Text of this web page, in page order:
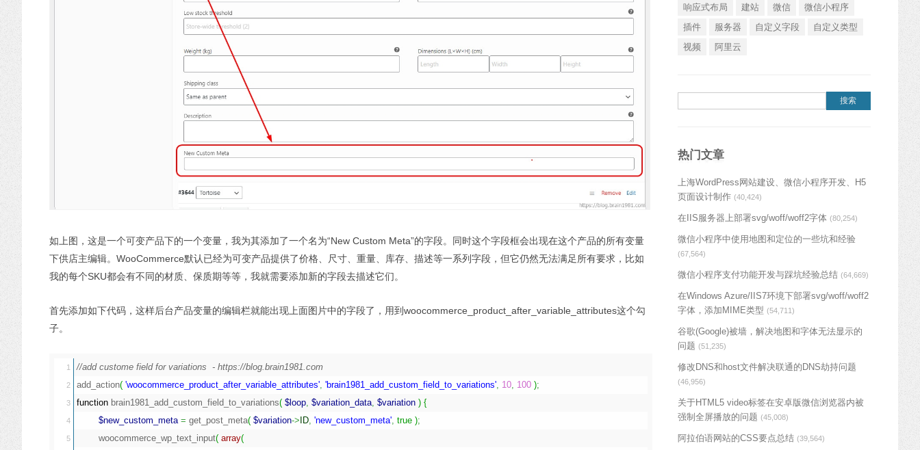
如上图，这是一个可变产品下的一个变量，我为其添加了一个名为“New Custom Meta”的字段。同时这个字段框会出现在这个产品的所有变量
下供店主编辑。WooCommerce默认已经为可变产品提供了价格、尺寸、重量、库存、描述等一系列字段，但它仍然无法满足所有要求，比如
我的每个SKU都会有不同的材质、保质期等等，我就需要添加新的字段去描述它们。
首先添加如下代码，这样后台产品变量的编辑栏就能出现上面图片中的字段了，用到woocommerce_product_after_variable_attributes这个勾
子。
1
2
3
4
5
//add custome field for variations  - https://blog.brain1981.com
add_action( 'woocommerce_product_after_variable_attributes', 'brain1981_add_custom_field_to_variations', 10, 100 );
function brain1981_add_custom_field_to_variations( $loop, $variation_data, $variation ) {
$new_custom_meta = get_post_meta( $variation-> ID, 'new_custom_meta', true );
	woocommerce_wp_text_input
( array(
响应式布局
建站 微信
微信小程序
插件
服务器 自定义字段
自定义类型
视频
阿里云
热门文章
上海WordPress网站建设、微信小程序开发、H5
页面设计制作 (40,424)
在IIS服务器上部署svg/woff/woff2字体 (80,254)
微信小程序中使用地图和定位的一些坑和经验
(67,564)
微信小程序支付功能开发与踩坑经验总结 (64,669)
在Windows Azure/IIS7环境下部署svg/woff/woff2
字体，添加MIME类型 (54,711)
谷歌(Google)被墙，解决地图和字体无法显示的
问题 (51,235)
修改DNS和host文件解决联通的DNS劫持问题
(46,956)
关于HTML5 video标签在安卓版微信浏览器内被
强制全屏播放的问题 (45,008)
阿拉伯语网站的CSS要点总结 (39,564)